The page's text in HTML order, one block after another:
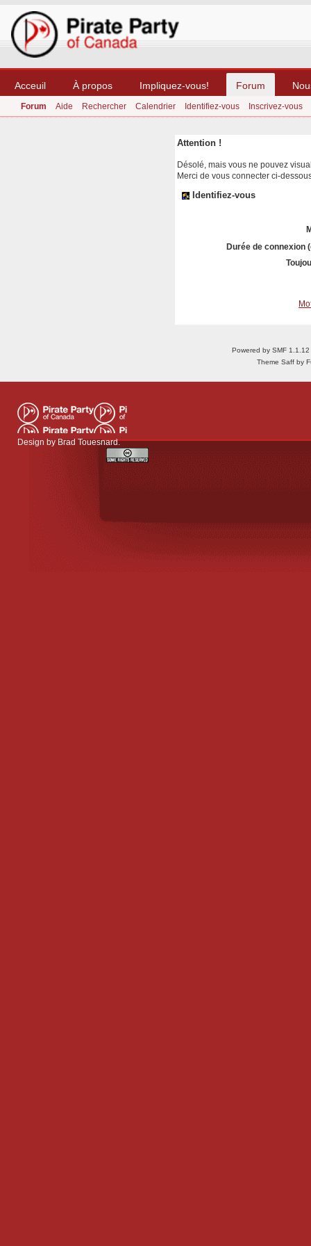
Acceuil À propos Impliquez-vous! Forum
Forum Aide Rechercher Calendrier Identifiez-vous Inscrivez-vous
Attention !
Désolé, mais vous ne pouvez
Merci de vous connecter ci-
Identifiez-vous
Durée de connexion
Powered by SMF 1.1.12
Theme Saff by
Design byBrad Touesnard.